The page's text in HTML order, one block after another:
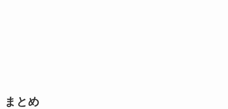
まとめ